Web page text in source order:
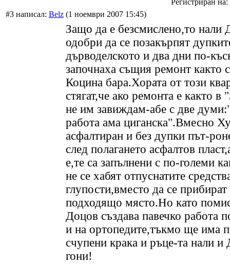
Регистриран
#3 написал: Belz (1 ноември 2007 15:45)
Защо да е безсмислено,то нали
одобри да се позакърпят
дърводелското и два дни по-
започнаха същия ремонт както
Коцина бара.Хората от този
стягат,че ако ремонта е както в
не им завиждам-абе с две
работа ама циганска".Вмесно
асфалтиран и без дупки път-
след полагането асфалтов
е,те са запълнени с по-големи
не се хабят отпуснатите
глупости,вместо да се прибират
подходящо място.Но като
Доцов създава павечко работа
и на ортопедите,тъкмо ще има
счупени крака и ръце-та нали и
гони!